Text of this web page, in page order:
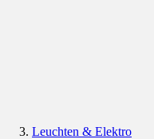
Leuchten & Elektro